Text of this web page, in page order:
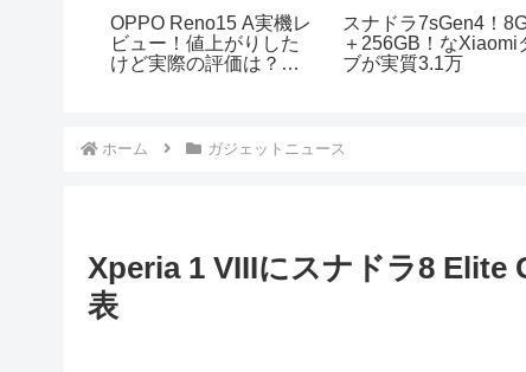
OPPO Reno15 A実機レ
ビュー！値上がりした
けど実際の評価は？徹
スナドラ7sGen4！
＋256GB！なXiaomi
ブが実質3.1万
ホーム ガジェットニュース
Xperia 1 VIIIにスナドラ8 Elite
表